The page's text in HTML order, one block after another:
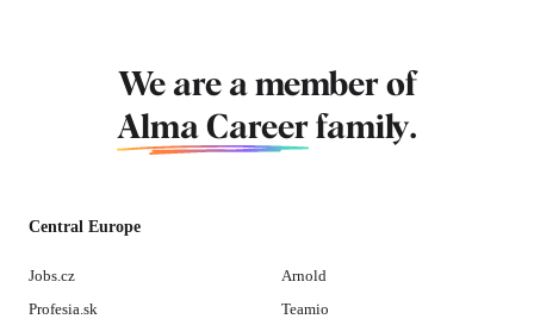
We are a member of
Alma Career family.
Central Europe
Jobs.cz
Profesia.sk
Arnold
Teamio